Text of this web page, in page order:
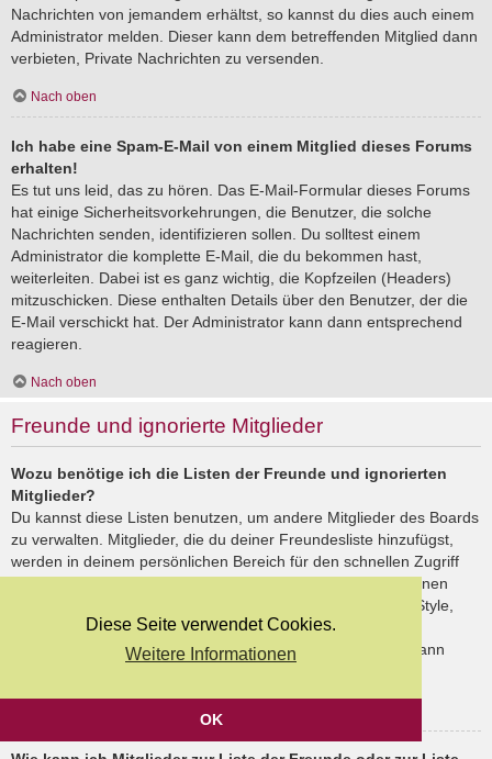
Diese Seite verwendet Cookies.
Weitere Informationen
OK
Nachrichten von jemandem erhältst, so kannst du dies auch einem
Administrator melden. Dieser kann dem betreffenden Mitglied dann
verbieten, Private Nachrichten zu versenden.
Nach oben
Ich habe eine Spam-E-Mail von einem Mitglied dieses Forums
erhalten!
Es tut uns leid, das zu hören. Das E-Mail-Formular dieses Forums
hat einige Sicherheitsvorkehrungen, die Benutzer, die solche
Nachrichten senden, identifizieren sollen. Du solltest einem
Administrator die komplette E-Mail, die du bekommen hast,
weiterleiten. Dabei ist es ganz wichtig, die Kopfzeilen (Headers)
mitzuschicken. Diese enthalten Details über den Benutzer, der die
E-Mail verschickt hat. Der Administrator kann dann entsprechend
reagieren.
Nach oben
Freunde und ignorierte Mitglieder
Wozu benötige ich die Listen der Freunde und ignorierten
Mitglieder?
Du kannst diese Listen benutzen, um andere Mitglieder des Boards
zu verwalten. Mitglieder, die du deiner Freundesliste hinzufügst,
werden in deinem persönlichen Bereich für den schnellen Zugriff
aufgelistet. Du siehst dort deren Onlinestatus und kannst ihnen
schnell eine Private Nachricht senden. Abhängig von dem Style,
den du verwendest, können Beiträge deiner Freunde auch
hervorgehoben sein. Wenn du einen Benutzer ignorierst, dann